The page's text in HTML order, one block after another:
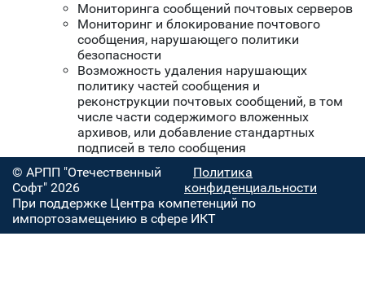
Мониторинга сообщений почтовых серверов
Мониторинг и блокирование почтового
сообщения, нарушающего политики
безопасности
Возможность удаления нарушающих
политику частей сообщения и
реконструкции почтовых сообщений, в том
числе части содержимого вложенных
архивов, или добавление стандартных
подписей в тело сообщения
© АРПП "Отечественный
Софт" 2026
Политика
конфиденциальности
При поддержке Центра компетенций по
импортозамещению в сфере ИКТ